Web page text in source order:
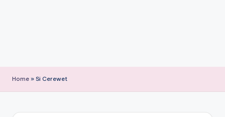
Home » Si Cerewet